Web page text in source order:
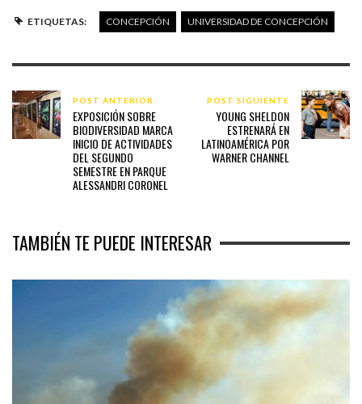
ETIQUETAS: CONCEPCIÓN UNIVERSIDAD DE CONCEPCIÓN
POST ANTERIOR
EXPOSICIÓN SOBRE
BIODIVERSIDAD MARCA
INICIO DE ACTIVIDADES
DEL SEGUNDO
SEMESTRE EN PARQUE
ALESSANDRI CORONEL
POST SIGUIENTE
YOUNG SHELDON
ESTRENARÁ EN
LATINOAMÉRICA POR
WARNER CHANNEL
TAMBIÉN TE PUEDE INTERESAR